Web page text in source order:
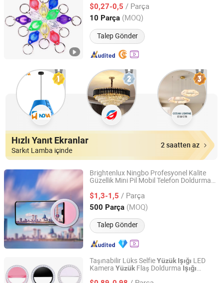
$0,27-0,5 / Parça
10 Parça (MOQ)
Talep Gönder
Guangdong, China Fiyat 2011
Hızlı Yanıt Ekranlar
Sarkıt Lamba içinde
2 saatten az
Brightenlux Ningbo Profesyonel Kalite
Güzellik Mini Pil Mobil Telefon Doldurma
$1,3-1,5 / Parça
500 Parça (MOQ)
Talep Gönder
Ningbo Brightenlux Electric Appliance Co., Ltd
Zhejiang, China Fiyat 2022
Taşınabilir Lüks SelfieYüzük Işığı LED
Kamera YüzükFlaş Doldurma Işığı
Shenzhen Hisdon Technology Co.,Ltd,